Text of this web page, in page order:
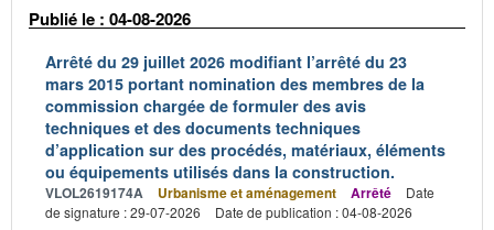
Publié le : 04-08-2026
Arrêté du 29 juillet 2026 modifiant l’arrêté du 23
mars 2015 portant nomination des membres de la
commission chargée de formuler des avis
techniques et des documents techniques
d’application sur des procédés, matériaux, éléments
ou équipements utilisés dans la construction.
VLOL2619174A Urbanisme et aménagement Arrêté
Date
de signature : 29-07-2026
Date de publication : 04-08-2026